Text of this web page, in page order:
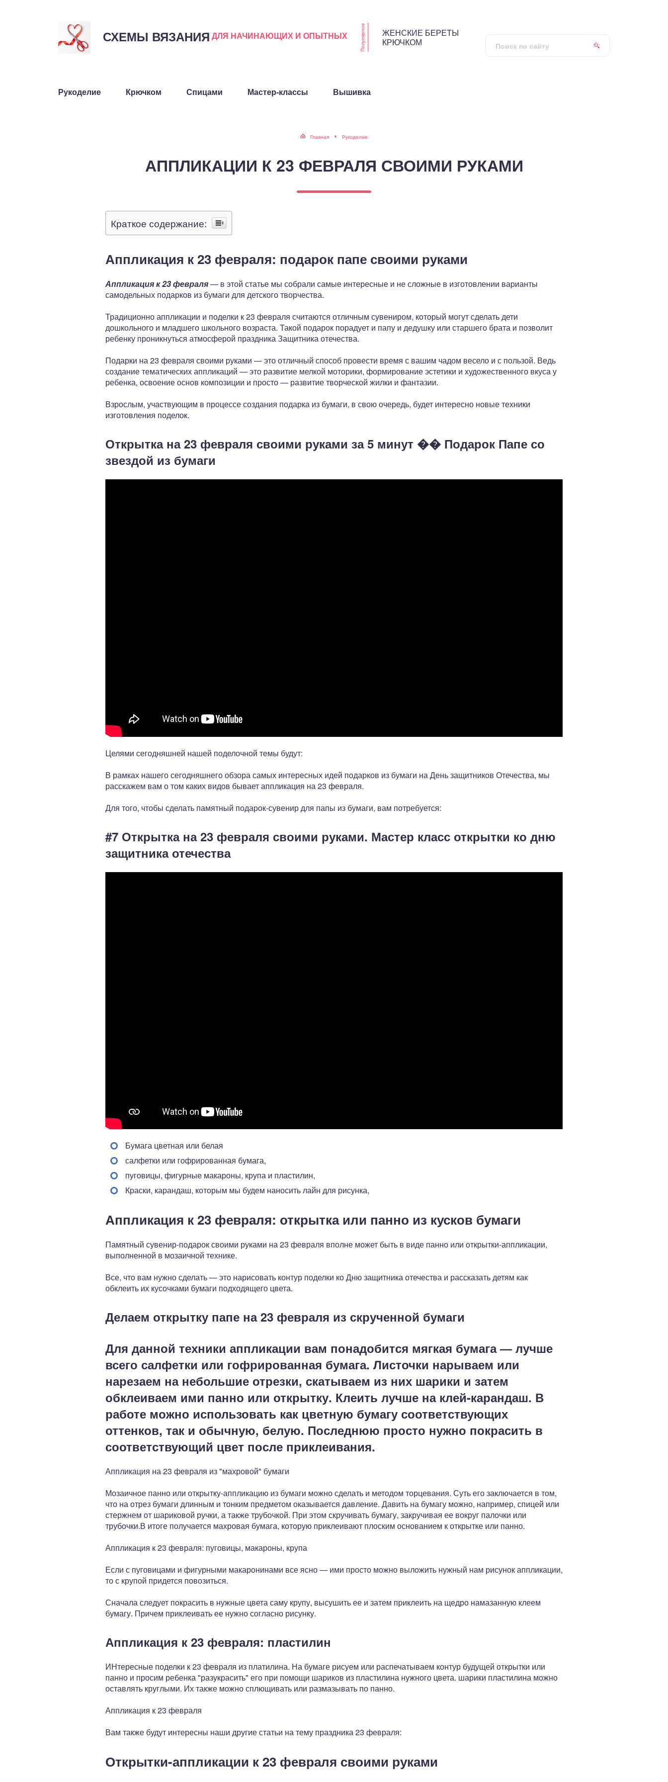
СХЕМЫ ВЯЗАНИЯ ДЛЯ НАЧИНАЮЩИХ И ОПЫТНЫХ Популярное
ЖЕНСКИЕ БЕРЕТЫ
КРЮЧКОМ
Рукоделие Крючком Спицами Мастер-классы Вышивка
Главная Рукоделие
АППЛИКАЦИИ К 23 ФЕВРАЛЯ СВОИМИ РУКАМИ
Краткое содержание:
Аппликация к 23 февраля: подарок папе своими руками
Аппликация к 23 февраля— в этой статье мы собрали самые интересные и не сложные в изготовлении варианты
самодельных подарков из бумаги для детского творчества.
Традиционно аппликации и поделки к 23 февраля считаются отличным сувениром, который могут сделать дети
дошкольного и младшего школьного возраста. Такой подарок порадует и папу и дедушку или старшего брата и позволит
ребенку проникнуться атмосферой праздника Защитника отечества.
Подарки на 23 февраля своими руками — это отличный способ провести время с вашим чадом весело и с пользой. Ведь
создание тематических аппликаций — это развитие мелкой моторики, формирование эстетики и художественного вкуса у
ребенка, освоение основ композиции и просто — развитие творческой жилки и фантазии.
Взрослым, участвующим в процессе создания подарка из бумаги, в свою очередь, будет интересно новые техники
изготовления поделок.
Открытка на 23 февраля своими руками за 5 минут �� Подарок Папе со
звездой из бумаги
Целями сегодняшней нашей поделочной темы будут:
В рамках нашего сегодняшнего обзора самых интересных идей подарков из бумаги на День защитников Отечества, мы
расскажем вам о том каких видов бывает аппликация на 23 февраля.
Для того, чтобы сделать памятный подарок-сувенир для папы из бумаги, вам потребуется:
#7 Открытка на 23 февраля своими руками. Мастер класс открытки ко дню
защитника отечества
Бумага цветная или белая
салфетки или гофрированная бумага,
пуговицы, фигурные макароны, крупа и пластилин,
Краски, карандаш, которым мы будем наносить лайн для рисунка,
Аппликация к 23 февраля: открытка или панно из кусков бумаги
Памятный сувенир-подарок своими руками на 23 февраля вполне может быть в виде панно или открытки-аппликации,
выполненной в мозаичной технике.
Все, что вам нужно сделать — это нарисовать контур поделки ко Дню защитника отечества и рассказать детям как
обклеить их кусочками бумаги подходящего цвета.
Делаем открытку папе на 23 февраля из скрученной бумаги
Для данной техники аппликации вам понадобится мягкая бумага — лучше
всего салфетки или гофрированная бумага. Листочки нарываем или
нарезаем на небольшие отрезки, скатываем из них шарики и затем
обклеиваем ими панно или открытку. Клеить лучше на клей-карандаш. В
работе можно использовать как цветную бумагу соответствующих
оттенков, так и обычную, белую. Последнюю просто нужно покрасить в
соответствующий цвет после приклеивания.
Аппликация на 23 февраля из "махровой" бумаги
Мозаичное панно или открытку-аппликацию из бумаги можно сделать и методом торцевания. Суть его заключается в том,
что на отрез бумаги длинным и тонким предметом оказывается давление. Давить на бумагу можно, например, спицей или
стержнем от шариковой ручки, а также трубочкой. При этом скручивать бумагу, закручивая ее вокруг палочки или
трубочки.В итоге получается махровая бумага, которую приклеивают плоским основанием к открытке или панно.
Аппликация к 23 февраля: пуговицы, макароны, крупа
Если с пуговицами и фигурными макаронинами все ясно — ими просто можно выложить нужный нам рисунок аппликации,
то с крупой придется повозиться.
Сначала следует покрасить в нужные цвета саму крупу, высушить ее и затем приклеить на щедро намазанную клеем
бумагу. Причем приклеивать ее нужно согласно рисунку.
Аппликация к 23 февраля: пластилин
ИНтересные поделки к 23 февраля из платилина. На бумаге рисуем или распечатываем контур будущей открытки или
панно и просим ребенка "разукрасить" его при помощи шариков из пластилина нужного цвета. шарики пластилина можно
оставлять круглыми. Их также можно сплющивать или размазывать по панно.
Аппликация к 23 февраля
Вам также будут интересны наши другие статьи на тему праздника 23 февраля:
Открытки-аппликации к 23 февраля своими руками